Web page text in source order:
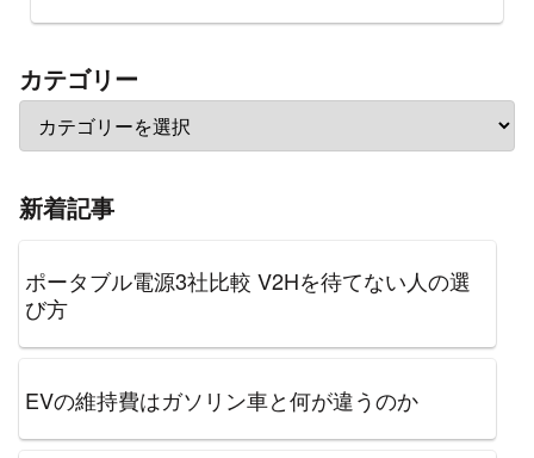
カテゴリー
新着記事
ポータブル電源3社比較 V2Hを待てない人の選
び方
EVの維持費はガソリン車と何が違うのか